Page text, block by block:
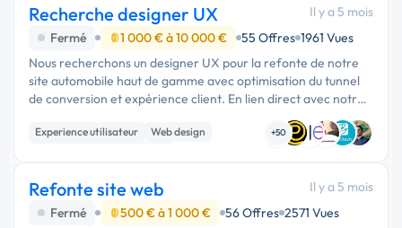
Recherche designer UX
Il y a 5 mois
Fermé
1 000 € à 10 000 € 55 Offres 1961 Vues
Nous recherchons un designer UX pour la refonte de notre
site automobile haut de gamme avec optimisation du tunnel
de conversion et expérience client. En lien direct avec notre
Experience utilisateur
Web design
+50
Refonte site web
Il y a 5 mois
Fermé
500 € à 1 000 € 56 Offres 2571 Vues